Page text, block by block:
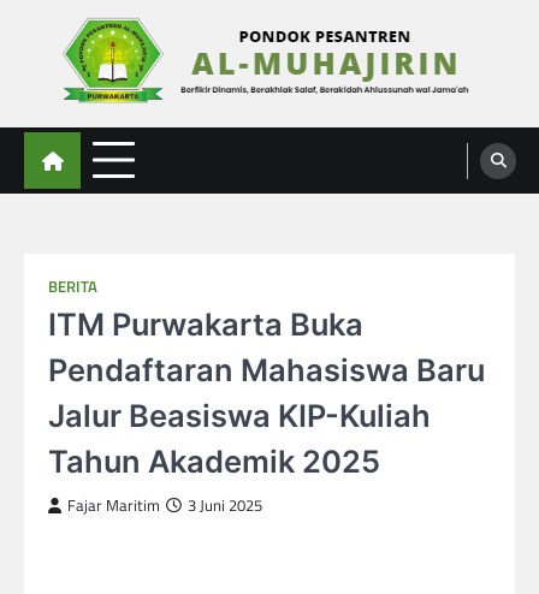
Al-Muhajirin
Berpikir Dinamis – Berakhlak Salaf – Berakidah Ahlussunah wal Jamaah
BERITA
ITM Purwakarta Buka
Pendaftaran Mahasiswa Baru
Jalur Beasiswa KIP-Kuliah
Tahun Akademik 2025
Fajar Maritim 3 Juni 2025